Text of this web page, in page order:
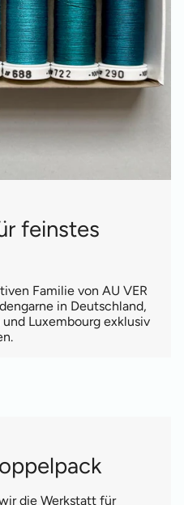
feinstes
Familie von AU VER
in Deutschland,
Luxembourg exklusiv
die Werkstatt für